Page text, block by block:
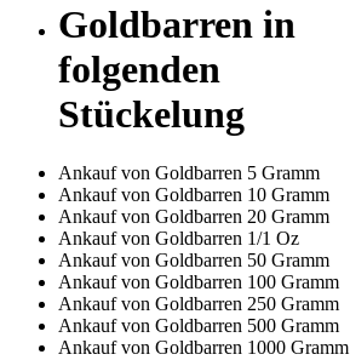
Goldbarren in
folgenden
Stückelung
Ankauf von Goldbarren 5 Gramm
Ankauf von Goldbarren 10 Gramm
Ankauf von Goldbarren 20 Gramm
Ankauf von Goldbarren 1/1 Oz
Ankauf von Goldbarren 50 Gramm
Ankauf von Goldbarren 100 Gramm
Ankauf von Goldbarren 250 Gramm
Ankauf von Goldbarren 500 Gramm
Ankauf von Goldbarren 1000 Gramm